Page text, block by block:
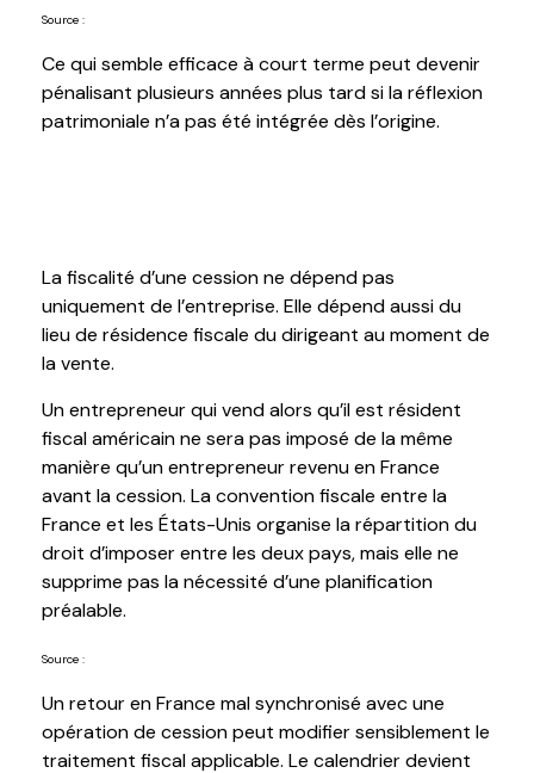
Source :
Ce qui semble efficace à court terme peut devenir
pénalisant plusieurs années plus tard si la réflexion
patrimoniale n’a pas été intégrée dès l’origine.
La fiscalité d’une cession ne dépend pas
uniquement de l’entreprise. Elle dépend aussi du
lieu de résidence fiscale du dirigeant au moment de
la vente.
Un entrepreneur qui vend alors qu’il est résident
fiscal américain ne sera pas imposé de la même
manière qu’un entrepreneur revenu en France
avant la cession. La convention fiscale entre la
France et les États-Unis organise la répartition du
droit d’imposer entre les deux pays, mais elle ne
supprime pas la nécessité d’une planification
préalable.
Source :
Un retour en France mal synchronisé avec une
opération de cession peut modifier sensiblement le
traitement fiscal applicable. Le calendrier devient